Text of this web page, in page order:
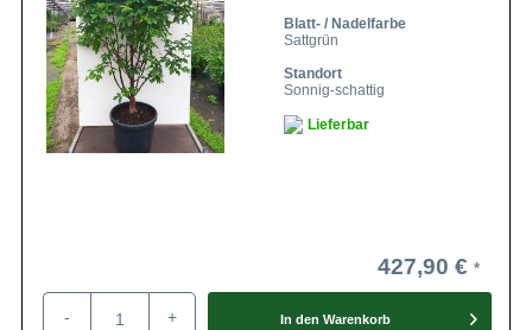
Blatt- / Nadelfarbe
Sattgrün
Standort
Sonnig-schattig
Lieferbar
427,90 €
- + In den Warenkorb